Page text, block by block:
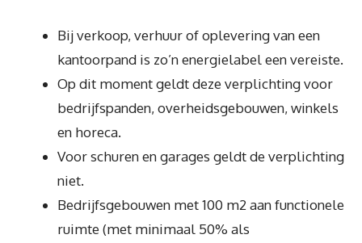
Bij verkoop, verhuur of oplevering van een
kantoorpand is zo’n energielabel een vereiste.
Op dit moment geldt deze verplichting voor
bedrijfspanden, overheidsgebouwen, winkels
en horeca.
Voor schuren en garages geldt de verplichting
niet.
Bedrijfsgebouwen met 100 m2 aan functionele
ruimte (met minimaal 50% als